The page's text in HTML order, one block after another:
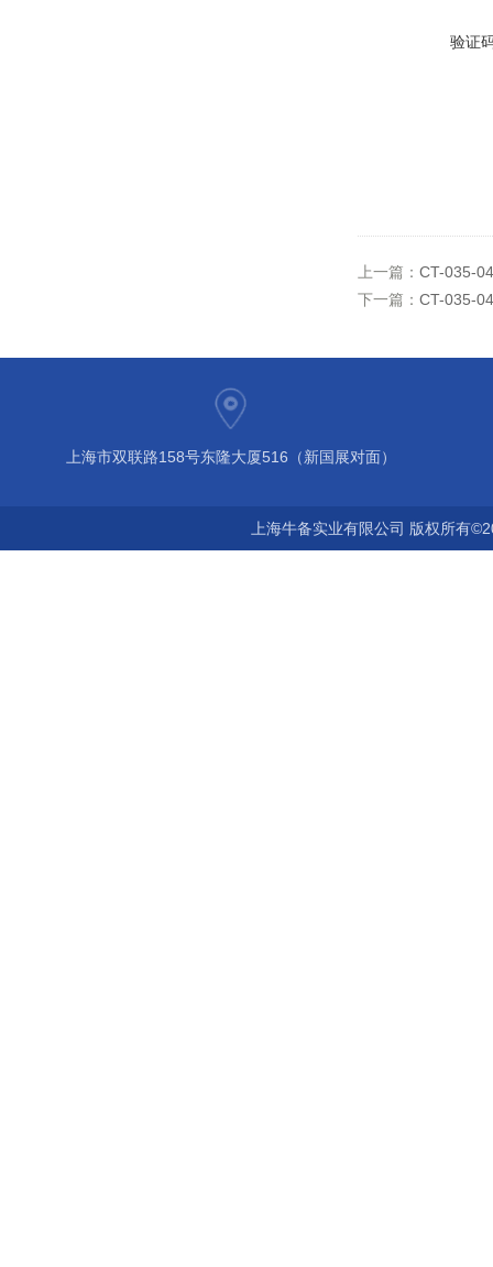
验证
上一篇： CT-035-
下一篇： CT-035-
上海市双联路158号东隆大厦516（新国展对面）
上海牛备实业有限公司 版权所有